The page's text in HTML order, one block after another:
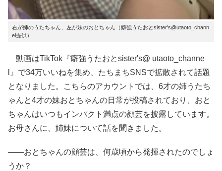
右が姉のうたちゃん、左が妹のおとちゃん（癖強うたおとsister's@utaoto_chann
el提供）
動画はTikTok『癖強うたおとsister's@ utaoto_channe
l』で34万いいねを集め、たちまちSNSで拡散されて話題
となりました。こちらのアカウントでは、6才の姉うたち
ゃんと4才の妹おとちゃんの日常が投稿されており、おと
ちゃんはいつもインパクト満点の顔芸を披露しています。
お母さんに、姉妹について話を聞きました。
――おとちゃんの顔芸は、何歳頃から発揮されたのでしょ
うか？